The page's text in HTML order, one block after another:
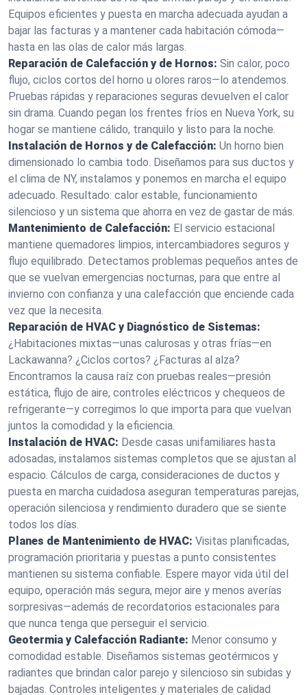
Equipos eficientes y puesta en marcha adecuada ayudan a
bajar las facturas y a mantener cada habitación cómoda—
hasta en las olas de calor más largas.
Reparación de Calefacción y de Hornos: Sin calor, poco
flujo, ciclos cortos del horno u olores raros—lo atendemos.
Pruebas rápidas y reparaciones seguras devuelven el calor
sin drama. Cuando pegan los frentes fríos en Nueva York, su
hogar se mantiene cálido, tranquilo y listo para la noche.
Instalación de Hornos y de Calefacción: Un horno bien
dimensionado lo cambia todo. Diseñamos para sus ductos y
el clima de NY, instalamos y ponemos en marcha el equipo
adecuado. Resultado: calor estable, funcionamiento
silencioso y un sistema que ahorra en vez de gastar de más.
Mantenimiento de Calefacción: El servicio estacional
mantiene quemadores limpios, intercambiadores seguros y
flujo equilibrado. Detectamos problemas pequeños antes de
que se vuelvan emergencias nocturnas, para que entre al
invierno con confianza y una calefacción que enciende cada
vez que la necesita.
Reparación de HVAC y Diagnóstico de Sistemas:
¿Habitaciones mixtas—unas calurosas y otras frías—en
Lackawanna? ¿Ciclos cortos? ¿Facturas al alza?
Encontramos la causa raíz con pruebas reales—presión
estática, flujo de aire, controles eléctricos y chequeos de
refrigerante—y corregimos lo que importa para que vuelvan
juntos la comodidad y la eficiencia.
Instalación de HVAC: Desde casas unifamiliares hasta
adosadas, instalamos sistemas completos que se ajustan al
espacio. Cálculos de carga, consideraciones de ductos y
puesta en marcha cuidadosa aseguran temperaturas parejas,
operación silenciosa y rendimiento duradero que se siente
todos los días.
Planes de Mantenimiento de HVAC: Visitas planificadas,
programación prioritaria y puestas a punto consistentes
mantienen su sistema confiable. Espere mayor vida útil del
equipo, operación más segura, mejor aire y menos averías
sorpresivas—además de recordatorios estacionales para
que nunca tenga que perseguir el servicio.
Geotermia y Calefacción Radiante: Menor consumo y
comodidad estable. Diseñamos sistemas geotérmicos y
radiantes que brindan calor parejo y silencioso sin subidas y
bajadas. Controles inteligentes y materiales de calidad